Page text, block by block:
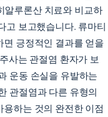
알루론산 치료와 비교하
고 보고했습니다. 류마티
면 긍정적인 결과를 얻을
사는 관절염 환자가 보
운동 손실을 유발하는
관절염과 다른 유형의
하는 것의 완전한 이점